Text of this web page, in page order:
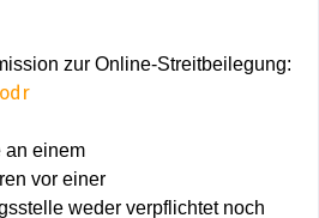
zur Online-Streitbeilegung:
an einem
vor einer
weder verpflichtet noch